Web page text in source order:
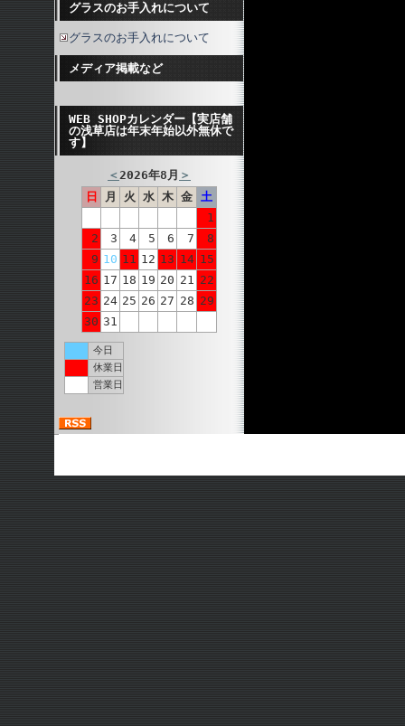
グラスのお手入れについて
グラスのお手入れについて
メディア掲載など
WEB SHOPカレンダー【実店舗
の浅草店は年末年始以外無休で
す】
＜2026年8月 ＞
日
月 火 水 木 金 土
1
2
3 4 5 6 7
8
9 10 11 12 13 14 15
16 17 18 19 20 21 22
23 24 25 26 27 28 29
30 31
今日
休業日
営業日